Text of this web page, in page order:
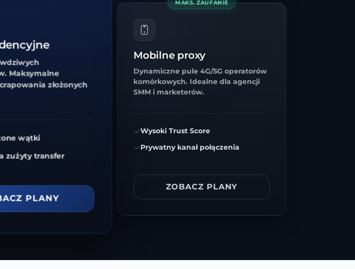
Maksymalne
złożonych
wątki
zużyty transfer
PLANY
MAKS. ZAUFANIE
Mobilne proxy
Dynamiczne pule 4G/5G operatorów
komórkowych. Idealne dla agencji
SMM i marketerów.
Wysoki Trust Score
Prywatny kanał połączenia
ZOBACZ PLANY